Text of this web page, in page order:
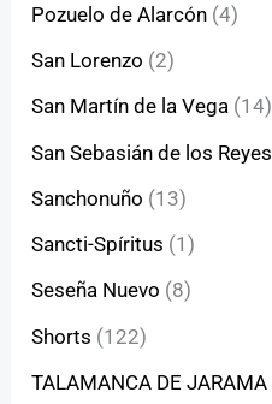
Pozuelo de Alarcón (4)
San Lorenzo (2)
San Martín de la Vega (14)
San Sebasián de los Reyes
Sanchonuño (13)
Sancti-Spíritus (1)
Seseña Nuevo (8)
Shorts (122)
TALAMANCA DE JARAMA